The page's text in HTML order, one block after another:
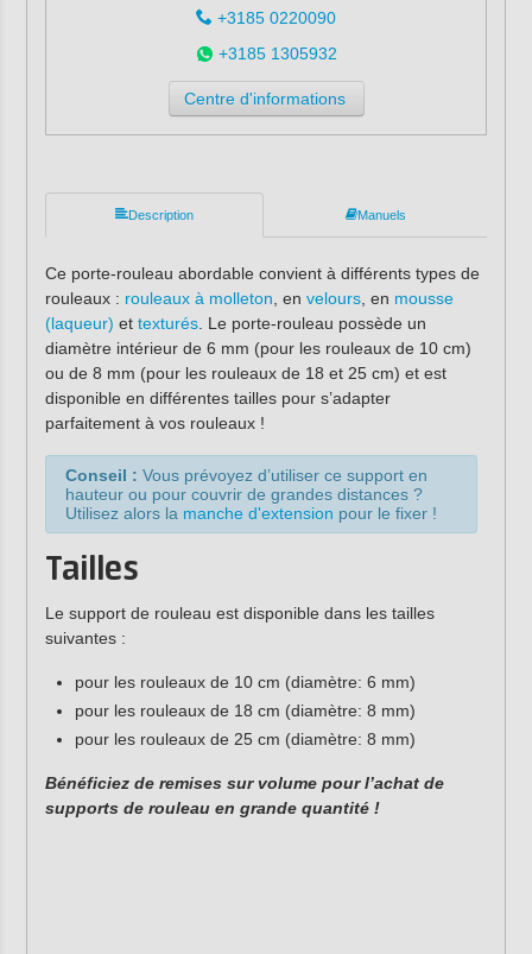
+3185 0220090
+3185 1305932
Centre d'informations
Description Manuels
Ce porte-rouleau abordable convient à différents types de
rouleaux : rouleaux à molleton , en velours, en mousse
(laqueur) et texturés. Le porte-rouleau possède un
diamètre intérieur de 6 mm (pour les rouleaux de 10 cm)
ou de 8 mm (pour les rouleaux de 18 et 25 cm) et est
disponible en différentes tailles pour s’adapter
parfaitement à vos rouleaux !
Conseil : Vous prévoyez d’utiliser ce support en
hauteur ou pour couvrir de grandes distances ?
Utilisez alors la manche d'extension pour le fixer !
Tailles
Le support de rouleau est disponible dans les tailles
suivantes :
pour les rouleaux de 10 cm (diamètre: 6 mm)
pour les rouleaux de 18 cm (diamètre: 8 mm)
pour les rouleaux de 25 cm (diamètre: 8 mm)
Bénéficiez de remises sur volume pour l’achat de
supports de rouleau en grande quantité !